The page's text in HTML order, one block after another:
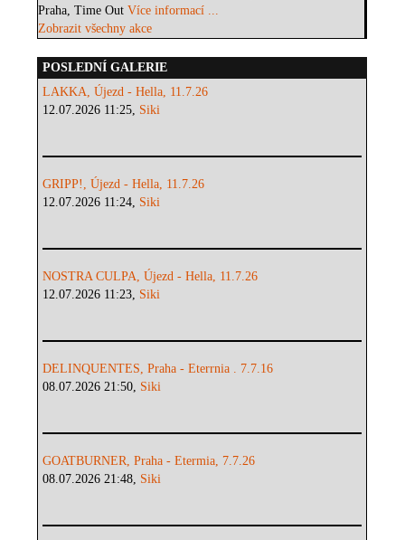
Praha, Time OutVíce informací ...
Zobrazit všechny akce
POSLEDNÍ GALERIE
LAKKA, Újezd - Hella, 11.7.26
12.07.2026 11:25, Siki
GRIPP!, Újezd - Hella, 11.7.26
12.07.2026 11:24, Siki
NOSTRA CULPA, Újezd - Hella, 11.7.26
12.07.2026 11:23, Siki
DELINQUENTES, Praha - Eterrnia . 7.7.16
08.07.2026 21:50, Siki
GOATBURNER, Praha - Etermia, 7.7.26
08.07.2026 21:48, Siki